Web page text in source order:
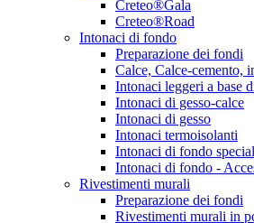
Creteo®Gala
Creteo®Road
Intonaci di fondo
Preparazione dei fondi
Calce, Calce-cemento,
Intonaci leggeri a base
Intonaci di gesso-calce
Intonaci di gesso
Intonaci termoisolanti
Intonaci di fondo
Intonaci di fondo -
Rivestimenti murali
Preparazione dei fondi
Rivestimenti murali in